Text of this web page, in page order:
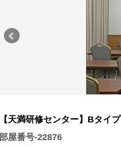
【天満研修センター】Bタイプ
屋番号-22876